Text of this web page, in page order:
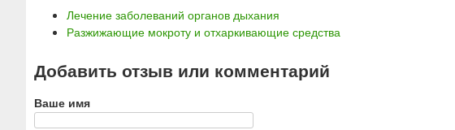
Лечение заболеваний органов дыхания
Разжижающие мокроту и отхаркивающие средства
Добавить отзыв или комментарий
Ваше имя